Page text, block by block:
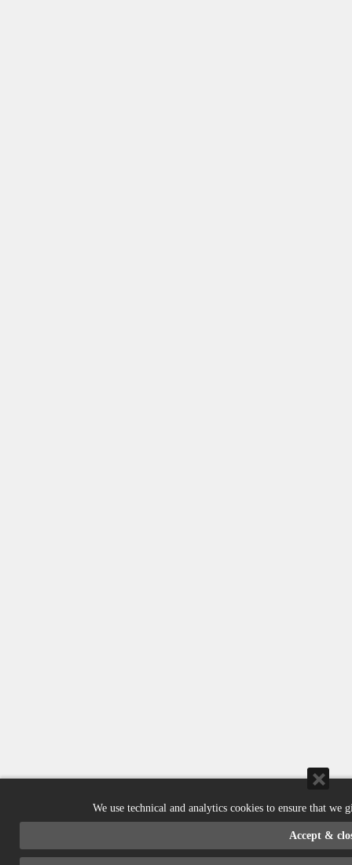
We use technical and analytics cookies to ensure that we
Accept &